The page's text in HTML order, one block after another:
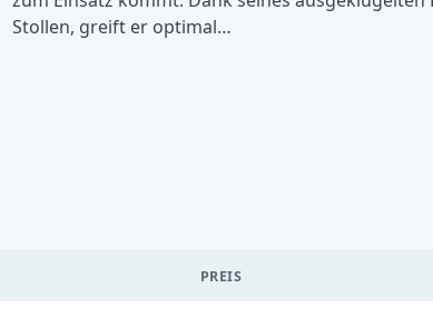
Stollen, greift er optimal…
PREIS